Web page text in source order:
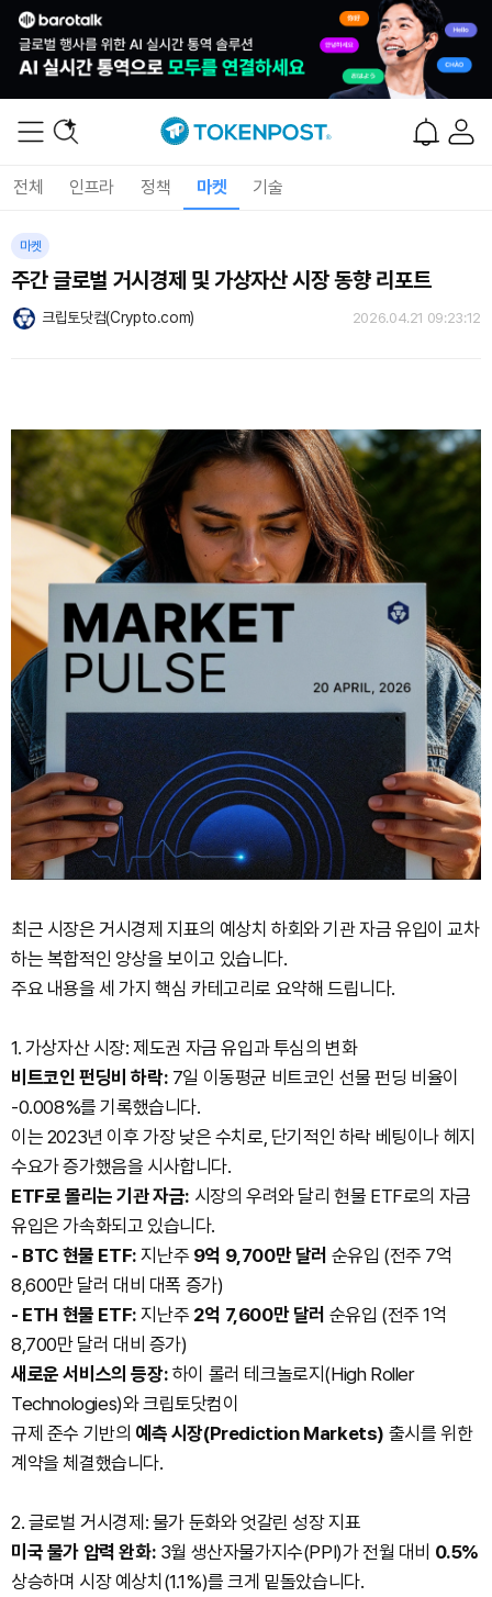
전체 인프라 정책 마켓 기술
마켓
주간 글로벌 거시경제 및 가상자산 시장 동향 리포트
크립토닷컴(Crypto.com) 2026.04.21 09:23:12
최근 시장은 거시경제 지표의 예상치 하회와 기관 자금 유입이 교차
하는 복합적인 양상을 보이고 있습니다.
주요 내용을 세 가지 핵심 카테고리로 요약해 드립니다.
1. 가상자산 시장: 제도권 자금 유입과 투심의 변화
비트코인 펀딩비 하락: 7일 이동평균 비트코인 선물 펀딩 비율이
-0.008%를 기록했습니다.
이는 2023년 이후 가장 낮은 수치로, 단기적인 하락 베팅이나 헤지
수요가 증가했음을 시사합니다.
ETF로 몰리는 기관 자금: 시장의 우려와 달리 현물 ETF로의 자금
유입은 가속화되고 있습니다.
- BTC 현물 ETF: 지난주 9억 9,700만 달러 순유입 (전주 7억
8,600만 달러 대비 대폭 증가)
- ETH 현물 ETF: 지난주 2억 7,600만 달러 순유입 (전주 1억
8,700만 달러 대비 증가)
새로운 서비스의 등장: 하이 롤러 테크놀로지(High Roller
Technologies)와 크립토닷컴이
규제 준수 기반의 예측 시장(Prediction Markets) 출시를 위한
계약을 체결했습니다.
2. 글로벌 거시경제: 물가 둔화와 엇갈린 성장 지표
미국 물가 압력 완화: 3월 생산자물가지수(PPI)가 전월 대비 0.5%
상승하며 시장 예상치(1.1%)를 크게 밑돌았습니다.